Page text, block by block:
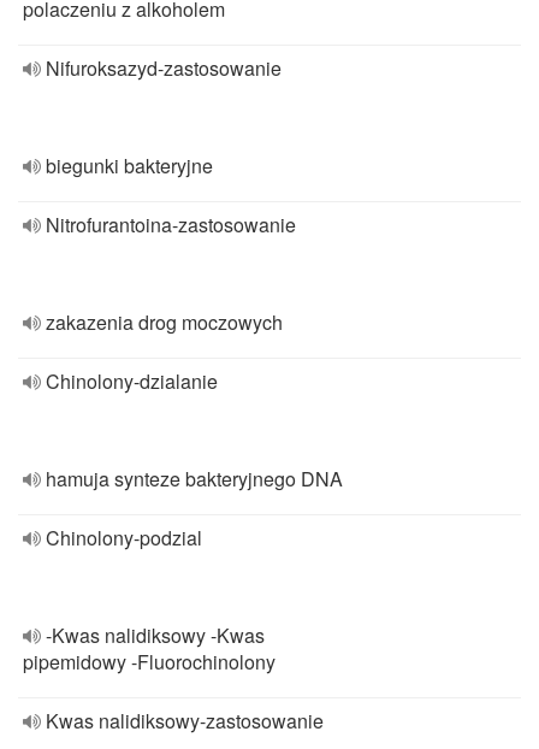
polaczeniu z alkoholem
Nifuroksazyd-zastosowanie
biegunki bakteryjne
Nitrofurantoina-zastosowanie
zakazenia drog moczowych
Chinolony-dzialanie
hamuja synteze bakteryjnego DNA
Chinolony-podzial
-Kwas nalidiksowy -Kwas
pipemidowy -Fluorochinolony
Kwas nalidiksowy-zastosowanie